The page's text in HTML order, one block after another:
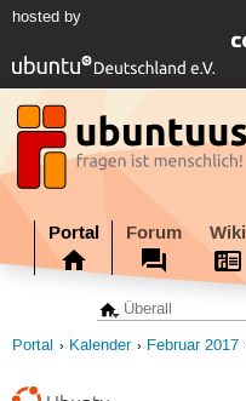
hosted by
Portal Forum Wiki
Portal Kalender Februar 2017